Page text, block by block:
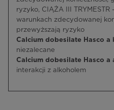
ryzyko, CIĄŻA III
warunkach zdecydowanej
przewyższają ryzyko
Calcium dobesilate Hasco a
niezalecane
Calcium dobesilate Hasco a
interakcji z alkoholem